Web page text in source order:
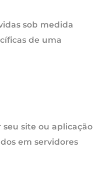
sob medida
de uma
seu site ou aplicação
em servidores